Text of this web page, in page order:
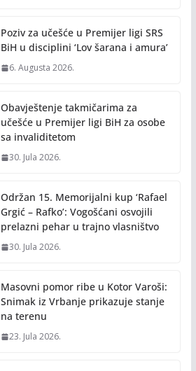
Poziv za učešće u Premijer ligi SRS
BiH u disciplini ‘Lov šarana i amura’
6. Augusta 2026.
Obavještenje takmičarima za
učešće u Premijer ligi BiH za osobe
sa invaliditetom
30. Jula 2026.
Održan 15. Memorijalni kup ‘Rafael
Grgić – Rafko’: Vogošćani osvojili
prelazni pehar u trajno vlasništvo
30. Jula 2026.
Masovni pomor ribe u Kotor Varoši:
Snimak iz Vrbanje prikazuje stanje
na terenu
23. Jula 2026.